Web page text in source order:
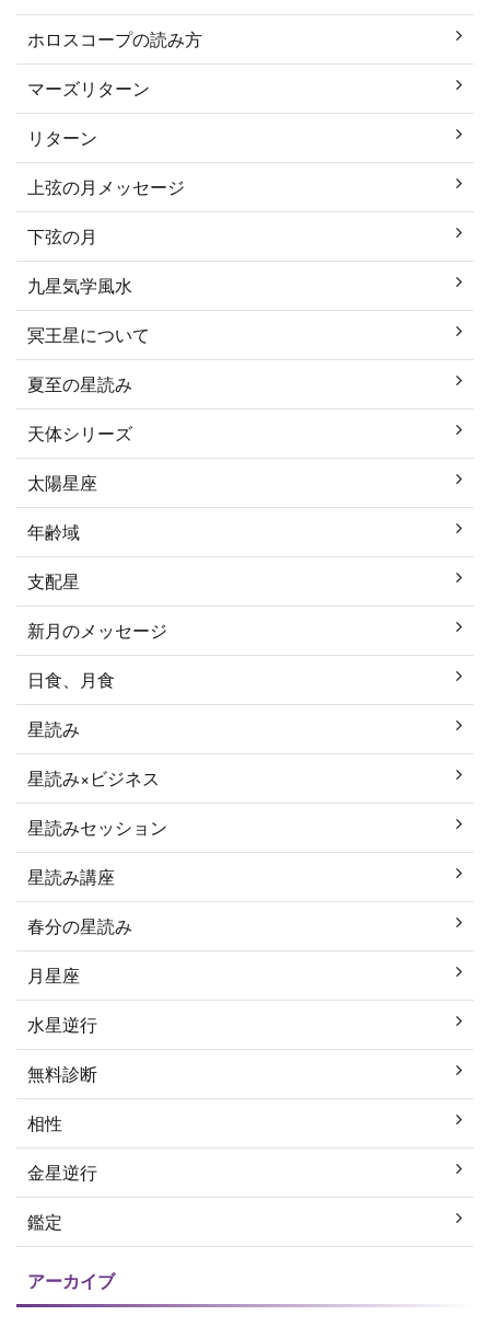
ホロスコープの読み方
マーズリターン
リターン
上弦の月メッセージ
下弦の月
九星気学風水
冥王星について
夏至の星読み
天体シリーズ
太陽星座
年齢域
支配星
新月のメッセージ
日食、月食
星読み
星読み×ビジネス
星読みセッション
星読み講座
春分の星読み
月星座
水星逆行
無料診断
相性
金星逆行
鑑定
アーカイブ